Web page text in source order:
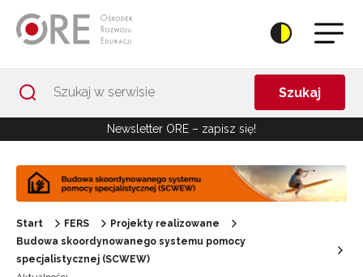
Szukaj
Newsletter ORE – zapisz się!
Start FERS
Projekty realizowane
Budowa skoordynowanego systemu pomocy
specjalistycznej (SCWEW)